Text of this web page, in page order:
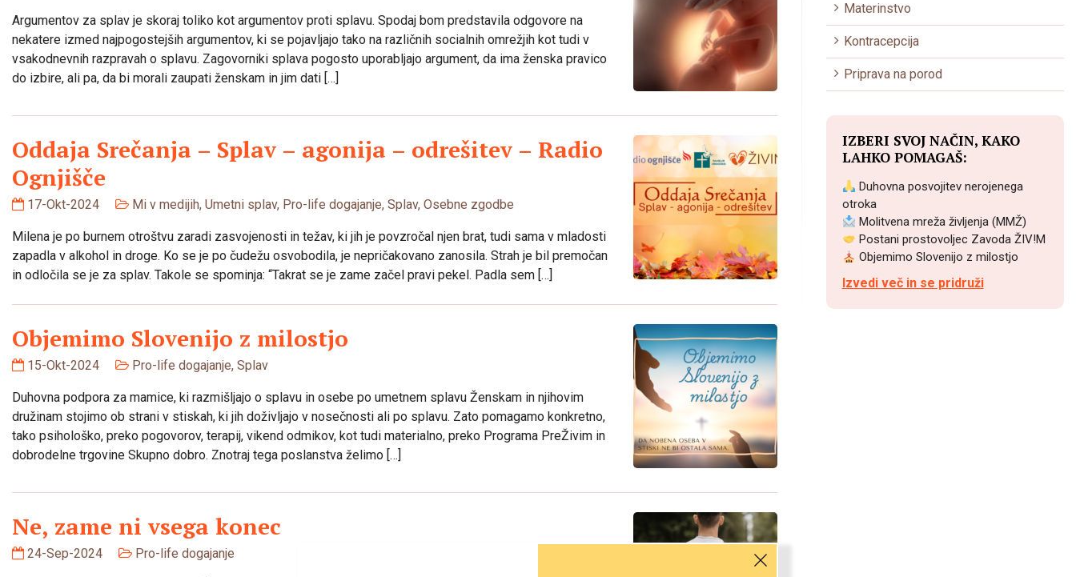
Argumentov za splav je skoraj toliko kot argumentov proti splavu. Spodaj bom predstavila odgovore na
nekatere izmed najpogostejših argumentov, ki se pojavljajo tako na različnih socialnih omrežjih kot tudi v
vsakodnevnih razpravah o splavu. Zagovorniki splava pogosto uporabljajo argument, da ima ženska pravico
do izbire, ali pa, da bi morali zaupati ženskam in jim dati […]
Oddaja Srečanja – Splav – agonija – odrešitev – Radio
Ognjišče
17-Okt-2024 Mi v medijih, Umetni splav, Pro-life dogajanje, Splav, Osebne zgodbe
Milena je po burnem otroštvu zaradi zasvojenosti in težav, ki jih je povzročal njen brat, tudi sama v mladosti
zapadla v alkohol in droge. Ko se je po čudežu osvobodila, je nepričakovano zanosila. Strah je bil premočan
in odločila se je za splav. Takole se spominja: “Takrat se je zame začel pravi pekel. Padla sem […]
Objemimo Slovenijo z milostjo
15-Okt-2024 Pro-life dogajanje, Splav
Duhovna podpora za mamice, ki razmišljajo o splavu in osebe po umetnem splavu Ženskam in njihovim
družinam stojimo ob strani v stiskah, ki jih doživljajo v nosečnosti ali po splavu. Zato pomagamo konkretno,
tako psihološko, preko pogovorov, terapij, vikend odmikov, kot tudi materialno, preko Programa PreŽivim in
dobrodelne trgovine Skupno dobro. Znotraj tega poslanstva želimo […]
Ne, zame ni vsega konec
24-Sep-2024 Pro-life dogajanje
Materinstvo
Kontracepcija
Priprava na porod
IZBERI SVOJ NAČIN, KAKO
LAHKO POMAGAŠ:
Duhovna posvojitev nerojenega
otroka
Molitvena mreža življenja (MMŽ)
Postani prostovoljec Zavoda ŽIV!M
Objemimo Slovenijo z milostjo
Izvedi več in se pridruži